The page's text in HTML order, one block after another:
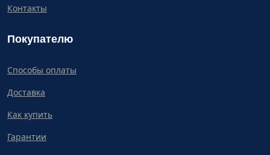
Контакты
Покупателю
Способы оплаты
Доставка
Как купить
Гарантии